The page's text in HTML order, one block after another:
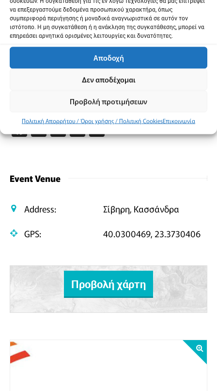
να επεξεργαστούμε δεδομένα προσωπικού χαρακτήρα, όπως
συμπεριφορά περιήγησης ή μοναδικά αναγνωριστικά σε αυτόν τον
ιστότοπο. Η μη συγκατάθεση ή η ανάκληση της συγκατάθεσης, μπορεί να
επηρεάσει αρνητικά ορισμένες λειτουργίες και δυνατότητες.
Αποδοχή
Δεν αποδέχομαι
Προβολή προτιμήσεων
Πολιτική Απορρήτου / Όροι χρήσης / Πολιτική CookiesΕπικοινωνία
Προπώληση
more.com
Mini Market Ioannis, Σίβηρη, τηλ. 2374024912
Παπαρούλια Scrabble, Κασσάνδρεια, τηλ.
Facebook
X EmailPrintFriendly
Μοιραστείτε
Event Venue
Address:
Σίβηρη, Κασσάνδρα
GPS:
40.0300469, 23.3730406
Προβολή χάρτη